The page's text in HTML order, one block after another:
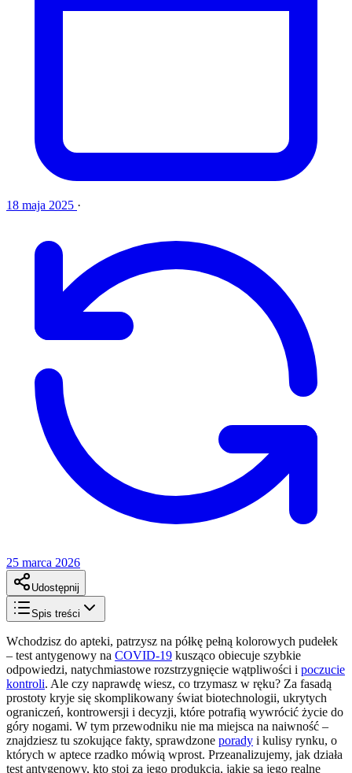
18 maja 2025 ·
25 marca 2026
Udostępnij
Spis treści
Wchodzisz do apteki, patrzysz na półkę pełną kolorowych pudełek
– test antygenowy na COVID-19 kusząco obiecuje szybkie
odpowiedzi, natychmiastowe rozstrzygnięcie wątpliwości i poczucie
kontroli. Ale czy naprawdę wiesz, co trzymasz w ręku? Za fasadą
prostoty kryje się skomplikowany świat biotechnologii, ukrytych
ograniczeń, kontrowersji i decyzji, które potrafią wywrócić życie do
góry nogami. W tym przewodniku nie ma miejsca na naiwność –
znajdziesz tu szokujące fakty, sprawdzone porady i kulisy rynku, o
których w aptece rzadko mówią wprost. Przeanalizujemy, jak działa
test antygenowy, kto stoi za jego produkcją, jakie są jego realne